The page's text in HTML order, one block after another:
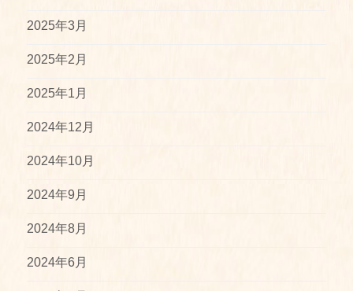
2025年3月
2025年2月
2025年1月
2024年12月
2024年10月
2024年9月
2024年8月
2024年6月